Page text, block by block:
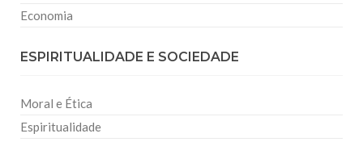
Economia
ESPIRITUALIDADE E SOCIEDADE
Moral e Ética
Espiritualidade